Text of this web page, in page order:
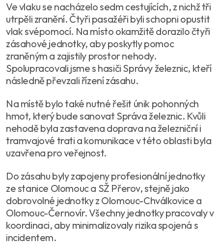
Ve vlaku se nacházelo sedm cestujících, z nichž tři
utrpěli zranění. Čtyři pasažéři byli schopni opustit
vlak svépomocí. Na místo okamžitě dorazilo čtyři
zásahové jednotky, aby poskytly pomoc
zraněným a zajistily prostor nehody.
Spolupracovali jsme s hasiči Správy železnic, kteří
následně převzali řízení zásahu.
Na místě bylo také nutné řešit únik pohonných
hmot, který bude sanovat Správa železnic. Kvůli
nehodě byla zastavena doprava na železniční i
tramvajové trati a komunikace v této oblasti byla
uzavřena pro veřejnost.
Do zásahu byly zapojeny profesionální jednotky
ze stanice Olomouc a SŽ Přerov, stejně jako
dobrovolné jednotky z Olomouc-Chválkovice a
Olomouc-Černovír. Všechny jednotky pracovaly v
koordinaci, aby minimalizovaly rizika spojená s
incidentem.